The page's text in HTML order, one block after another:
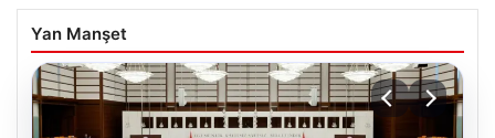
Yan Manşet